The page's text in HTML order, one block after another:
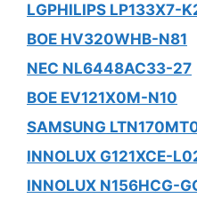
LGPHILIPS LP133X7-
BOE HV320WHB-N81
NEC NL6448AC33-27
BOE EV121X0M-N10
SAMSUNG
INNOLUX G121XCE-
INNOLUX N156HCG-